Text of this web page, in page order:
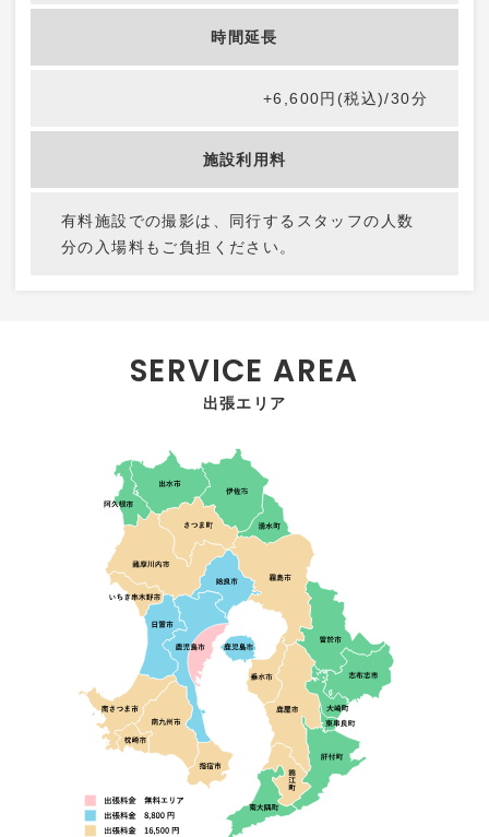
時間延長
+6,600円(税込)/30分
施設利用料
有料施設での撮影は、同行するスタッフの人数
分の入場料もご負担ください。
出張エリア